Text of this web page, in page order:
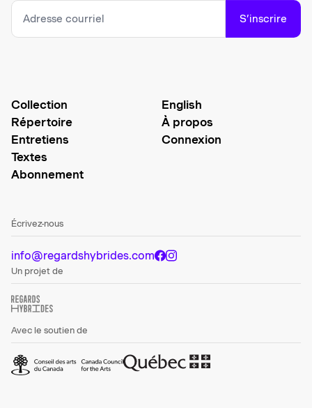
S’inscrire
Collection
Répertoire
Entretiens
Textes
Abonnement
English
À propos
Connexion
Écrivez-nous
info@regardshybrides.com
Un projet de
Avec le soutien de